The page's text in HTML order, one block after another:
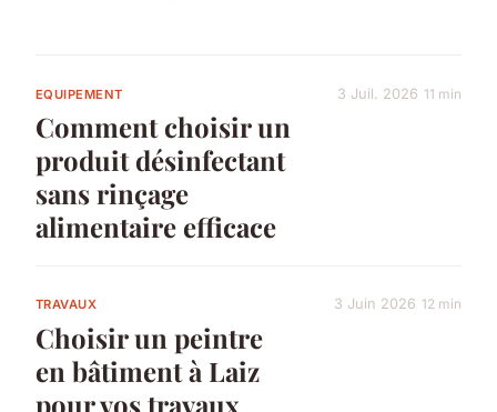
EQUIPEMENT
Comment choisir un
produit désinfectant
sans rinçage
alimentaire efficace
3 Juil. 2026 11 min
TRAVAUX
Choisir un peintre
en bâtiment à Laiz
pour vos travaux
3 Juin 2026 12 min